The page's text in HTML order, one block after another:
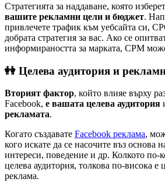
Стратегията за наддаване, която
вашите рекламни цели и бюджет.
привлечете трафик към уебсайта си,
добрата стратегия за вас. Ако се
информираността за марката, CPM
👭 Целева аудитория и
Вторият фактор, който влияе върху
Facebook, е вашата целева аудитория
рекламата.
Когато създавате Facebook реклама,
кого искате да се насочите въз основа
интереси, поведение и др. Колкото по-
целева аудитория, толкова по-висока е
реклама.